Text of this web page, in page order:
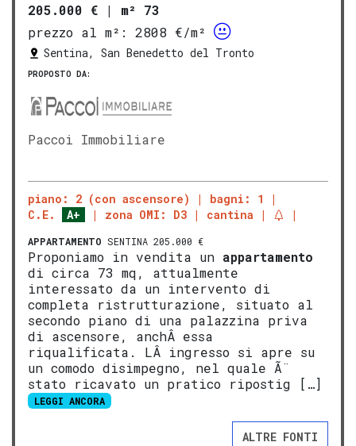
205.000 € | m² 73
prezzo al m²:
2808 €/m²
Sentina, San Benedetto del Tronto
PROPOSTO DA:
Paccoi Immobiliare
piano: 2 (con ascensore)
bagni: 1
C.E.
A+ zona OMI: D3 cantina
APPARTAMENTO SENTINA 205.000 €
Proponiamo in vendita un appartamento
di circa 73 mq, attualmente
interessato da un intervento di
completa ristrutturazione, situato al
secondo piano di una palazzina priva
di ascensore, anchÂ essa
riqualificata. LÂ ingresso si apre su
un comodo disimpegno, nel quale Ã¨
stato ricavato un pratico ripostig […]
LEGGI ANCORA
ALTRE FONTI